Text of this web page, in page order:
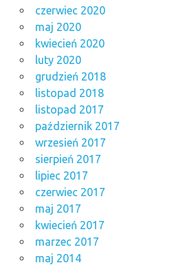
czerwiec 2020
maj 2020
kwiecień 2020
luty 2020
grudzień 2018
listopad 2018
listopad 2017
październik 2017
wrzesień 2017
sierpień 2017
lipiec 2017
czerwiec 2017
maj 2017
kwiecień 2017
marzec 2017
maj 2014